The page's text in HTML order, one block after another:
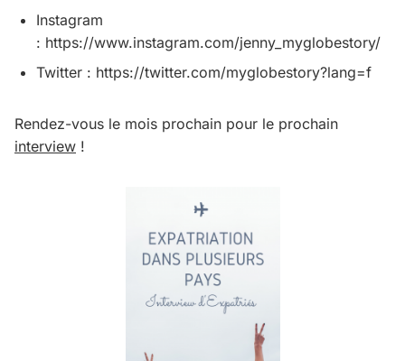
Instagram
: https://www.instagram.com/jenny_myglobestory/
Twitter : https://twitter.com/myglobestory?lang=f
Rendez-vous le mois prochain pour le prochain
interview !